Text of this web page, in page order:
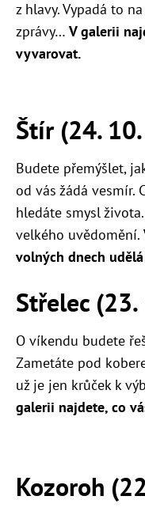
z hlavy. Vypadá to
zprávy… V galerii
vyvarovat.
Štír (24.
Budete přemýšlet,
od vás žádá vesmír.
hledáte smysl
velkého uvědomění.
volných dnech
Střelec
O víkendu budete
Zametáte pod
už je jen krůček k
galerii najdete, co
Kozoroh